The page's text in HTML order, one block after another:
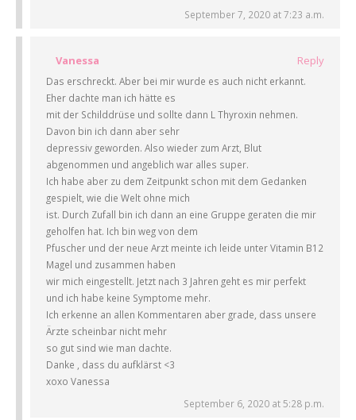
September 7, 2020 at 7:23 a.m.
Vanessa Reply
Das erschreckt. Aber bei mir wurde es auch nicht erkannt.
Eher dachte man ich hätte es
mit der Schilddrüse und sollte dann L Thyroxin nehmen.
Davon bin ich dann aber sehr
depressiv geworden. Also wieder zum Arzt, Blut
abgenommen und angeblich war alles super.
Ich habe aber zu dem Zeitpunkt schon mit dem Gedanken
gespielt, wie die Welt ohne mich
ist. Durch Zufall bin ich dann an eine Gruppe geraten die mir
geholfen hat. Ich bin weg von dem
Pfuscher und der neue Arzt meinte ich leide unter Vitamin B12
Magel und zusammen haben
wir mich eingestellt. Jetzt nach 3 Jahren geht es mir perfekt
und ich habe keine Symptome mehr.
Ich erkenne an allen Kommentaren aber grade, dass unsere
Ärzte scheinbar nicht mehr
so gut sind wie man dachte.
Danke , dass du aufklärst <3
xoxo Vanessa
September 6, 2020 at 5:28 p.m.